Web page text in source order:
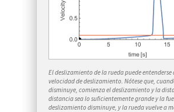
El deslizamiento de la rueda puede
velocidad de deslizamiento. Nótese que,
disminuye, comienza el deslizamiento y la
distancia sea lo suficientemente grande y la
deslizamiento disminuye, y la rueda vuelve a